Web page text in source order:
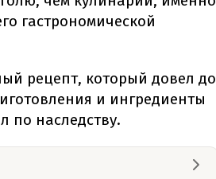
гастрономической
рецепт, который довел до
и ингредиенты
по наследству.